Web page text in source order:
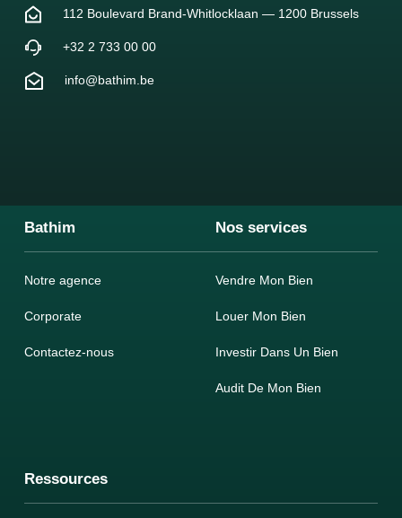
112 Boulevard Brand-Whitlocklaan — 1200 Brussels
+32 2 733 00 00
info@bathim.be
Bathim Nos services
Notre agence
Corporate
Contactez-nous
Vendre Mon Bien
Louer Mon Bien
Investir Dans Un Bien
Audit De Mon Bien
Ressources